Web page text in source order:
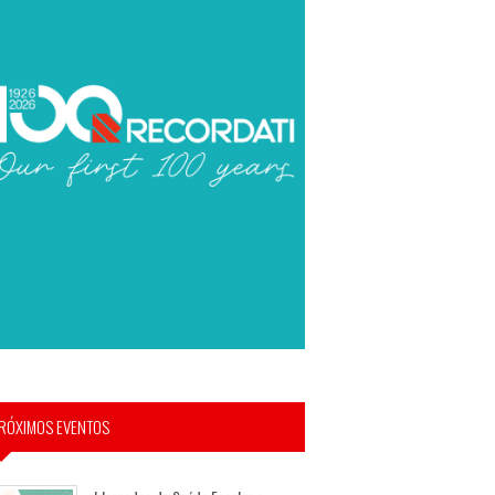
EVENTOS